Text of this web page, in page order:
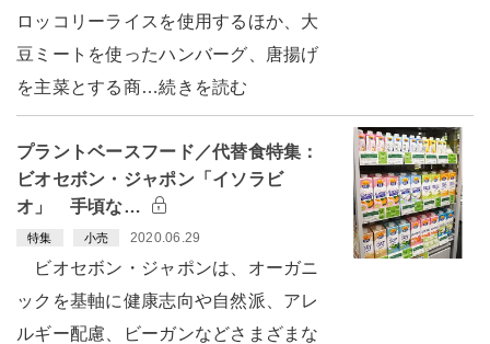
ロッコリーライスを使用するほか、大
豆ミートを使ったハンバーグ、唐揚げ
を主菜とする商…続きを読む
プラントベースフード／代替食特集：
ビオセボン・ジャポン「イソラビ
オ」 手頃な…
特集 小売 2020.06.29
ビオセボン・ジャポンは、オーガニ
ックを基軸に健康志向や自然派、アレ
ルギー配慮、ビーガンなどさまざまな